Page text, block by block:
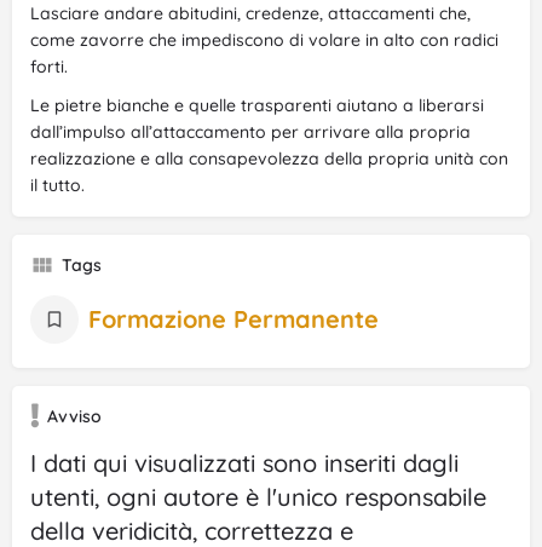
Lasciare andare abitudini, credenze, attaccamenti che,
come zavorre che impediscono di volare in alto con radici
forti.
Le pietre bianche e quelle trasparenti aiutano a liberarsi
dall’impulso all’attaccamento per arrivare alla propria
realizzazione e alla consapevolezza della propria unità con
il tutto.
Tags
Formazione Permanente
Avviso
I dati qui visualizzati sono inseriti dagli
utenti, ogni autore è l'unico responsabile
della veridicità, correttezza e